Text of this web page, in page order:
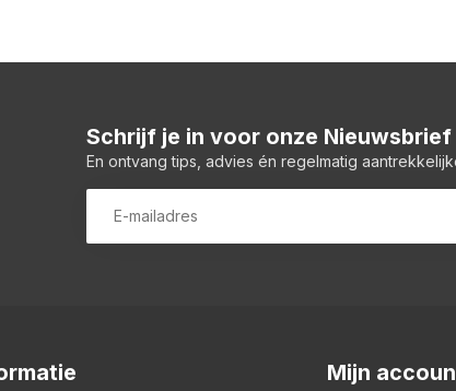
Schrijf je in voor onze Nieuwsbrief
En ontvang tips, advies én regelmatig
Mijn